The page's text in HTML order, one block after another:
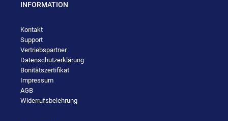
INFORMATION
Kontakt
Support
Vertriebspartner
Datenschutzerklärung
Bonitätszertifikat
Impressum
AGB
Widerrufsbelehrung